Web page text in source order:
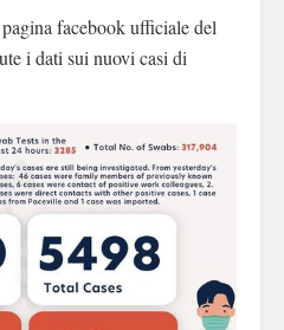
facebook ufficiale del
i dati sui nuovi casi di